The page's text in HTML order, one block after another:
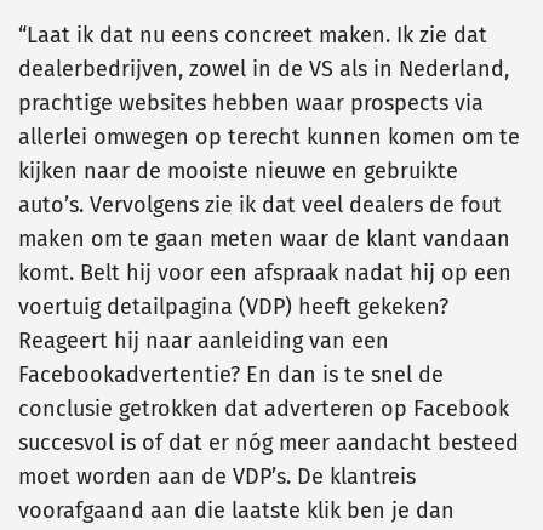
“Laat ik dat nu eens concreet maken. Ik zie dat
dealerbedrijven, zowel in de VS als in Nederland,
prachtige websites hebben waar prospects via
allerlei omwegen op terecht kunnen komen om te
kijken naar de mooiste nieuwe en gebruikte
auto’s. Vervolgens zie ik dat veel dealers de fout
maken om te gaan meten waar de klant vandaan
komt. Belt hij voor een afspraak nadat hij op een
voertuig detailpagina (VDP) heeft gekeken?
Reageert hij naar aanleiding van een
Facebookadvertentie? En dan is te snel de
conclusie getrokken dat adverteren op Facebook
succesvol is of dat er nóg meer aandacht besteed
moet worden aan de VDP’s. De klantreis
voorafgaand aan die laatste klik ben je dan